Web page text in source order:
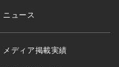
ニュース
メディア掲載実績